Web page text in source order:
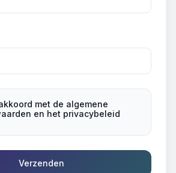
met de algemene
en het privacybeleid
Verzenden